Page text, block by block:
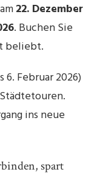
22. Dezember
. Buchen Sie
beliebt.
Februar 2026)
ins neue
spart